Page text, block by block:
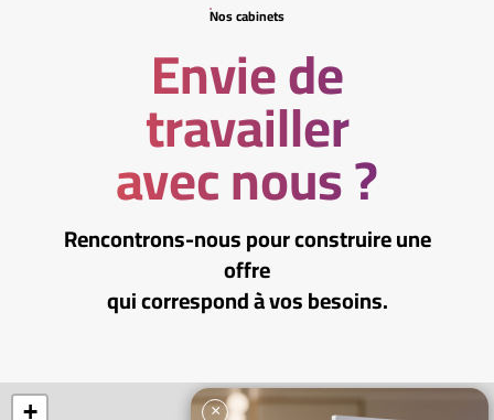
Nos cabinets
Envie de
travailler
avec nous ?
Rencontrons-nous pour construire une
offre
qui correspond à vos besoins.
×
+